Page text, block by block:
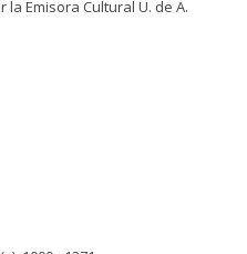
Emisora Cultural U. de A.